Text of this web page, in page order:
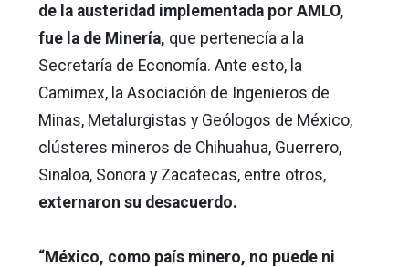
de la austeridad implementada por AMLO,
fue la de Minería, que pertenecía a la
Secretaría de Economía. Ante esto, la
Camimex, la Asociación de Ingenieros de
Minas, Metalurgistas y Geólogos de México,
clústeres mineros de Chihuahua, Guerrero,
Sinaloa, Sonora y Zacatecas, entre otros,
externaron su desacuerdo.
“México, como país minero, no puede ni